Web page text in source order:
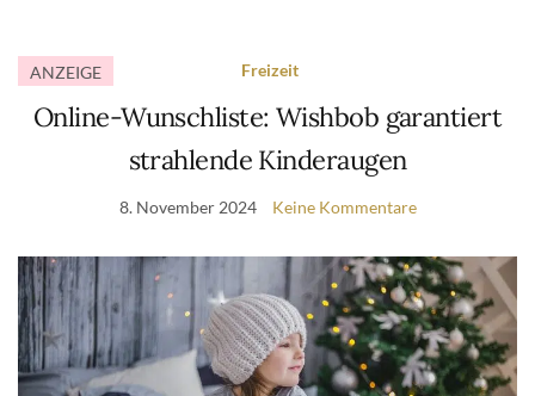
ANZEIGE Freizeit
Online-Wunschliste: Wishbob garantiert
strahlende Kinderaugen
8. November 2024 Keine Kommentare